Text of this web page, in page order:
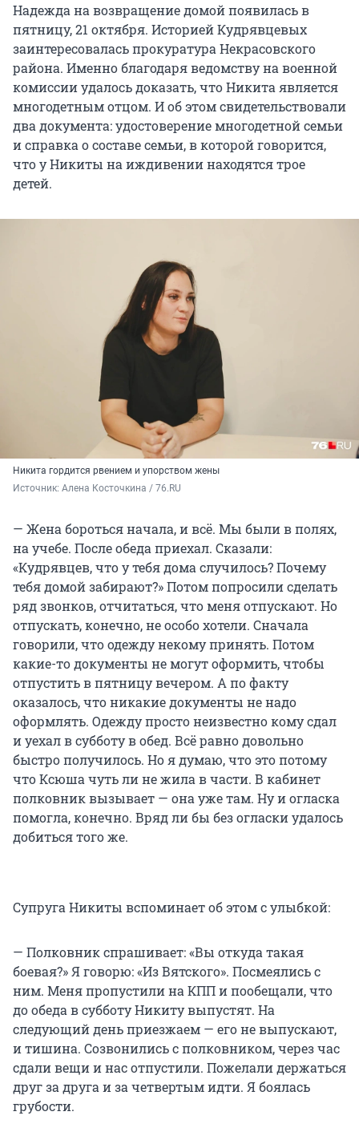
Надежда на возвращение домой появилась в
пятницу, 21 октября. Историей Кудрявцевых
заинтересовалась прокуратура Некрасовского
района. Именно благодаря ведомству на военной
комиссии удалось доказать, что Никита является
многодетным отцом. И об этом свидетельствовали
два документа: удостоверение многодетной семьи
и справка о составе семьи, в которой говорится,
что у Никиты на иждивении находятся трое
детей.
Никита гордится рвением и упорством жены
Источник: Алена Косточкина / 76.RU
— Жена бороться начала, и всё. Мы были в полях,
на учебе. После обеда приехал. Сказали:
«Кудрявцев, что у тебя дома случилось? Почему
тебя домой забирают?» Потом попросили сделать
ряд звонков, отчитаться, что меня отпускают. Но
отпускать, конечно, не особо хотели. Сначала
говорили, что одежду некому принять. Потом
какие-то документы не могут оформить, чтобы
отпустить в пятницу вечером. А по факту
оказалось, что никакие документы не надо
оформлять. Одежду просто неизвестно кому сдал
и уехал в субботу в обед. Всё равно довольно
быстро получилось. Но я думаю, что это потому
что Ксюша чуть ли не жила в части. В кабинет
полковник вызывает — она уже там. Ну и огласка
помогла, конечно. Вряд ли бы без огласки удалось
добиться того же.
Супруга Никиты вспоминает об этом с улыбкой:
— Полковник спрашивает: «Вы откуда такая
боевая?» Я говорю: «Из Вятского». Посмеялись с
ним. Меня пропустили на КПП и пообещали, что
до обеда в субботу Никиту выпустят. На
следующий день приезжаем — его не выпускают,
и тишина. Созвонились с полковником, через час
сдали вещи и нас отпустили. Пожелали держаться
друг за друга и за четвертым идти. Я боялась
грубости.